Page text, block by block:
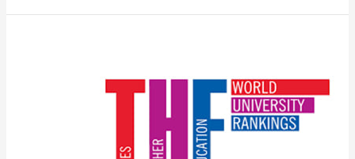
Destacado